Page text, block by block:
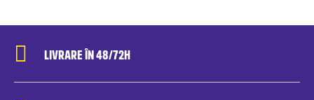
LIVRARE ÎN 48/72H